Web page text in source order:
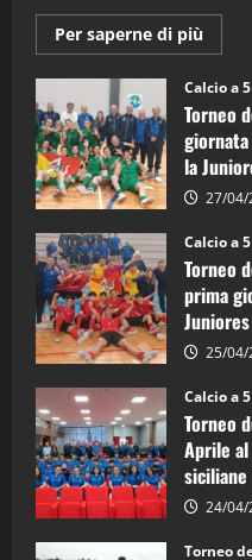
Per saperne di più
delle
di
calcio
a
5:
la
è
Calcio a 5
Torneo
la
27/04/
Calcio a 5
Torneo
prima
Juniores
25/04/
Calcio a 5
Torneo
Aprile
siciliane
24/04/
Torneo